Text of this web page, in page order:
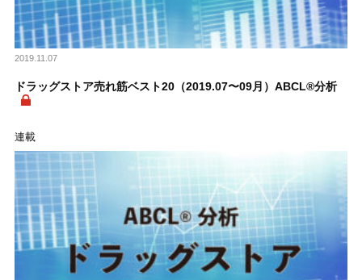
2019.11.07
ドラッグストア売れ筋ベスト20（2019.07〜09月）ABCL®分析
連載